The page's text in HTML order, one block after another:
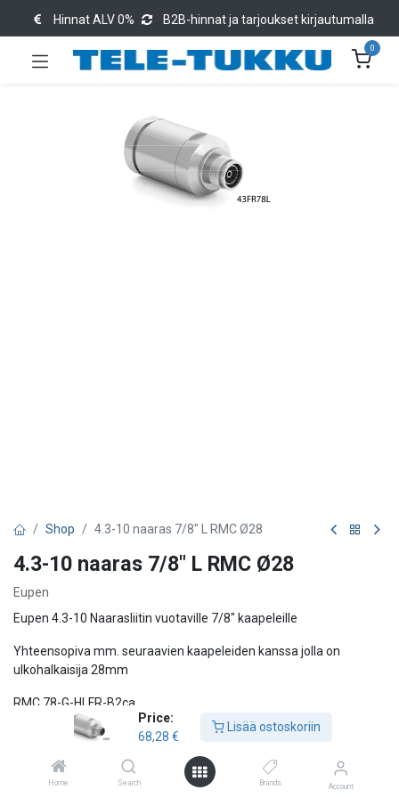
Price:
68,28 €
Lisää ostoskoriin
Home Search Brands Account
Hinnat ALV 0% B2B-hinnat ja tarjoukset kirjautumalla
0
Shop 4.3-10 naaras 7/8" L RMC Ø28
4.3-10 naaras 7/8" L RMC Ø28
Eupen
Eupen 4.3-10 Naarasliitin vuotaville 7/8" kaapeleille
Yhteensopiva mm. seuraavien kaapeleiden kanssa jolla on
ulkohalkaisija 28mm
RMC 78-G-HLFR-B2ca
RMC-78-B-HLFR-A
68,28€